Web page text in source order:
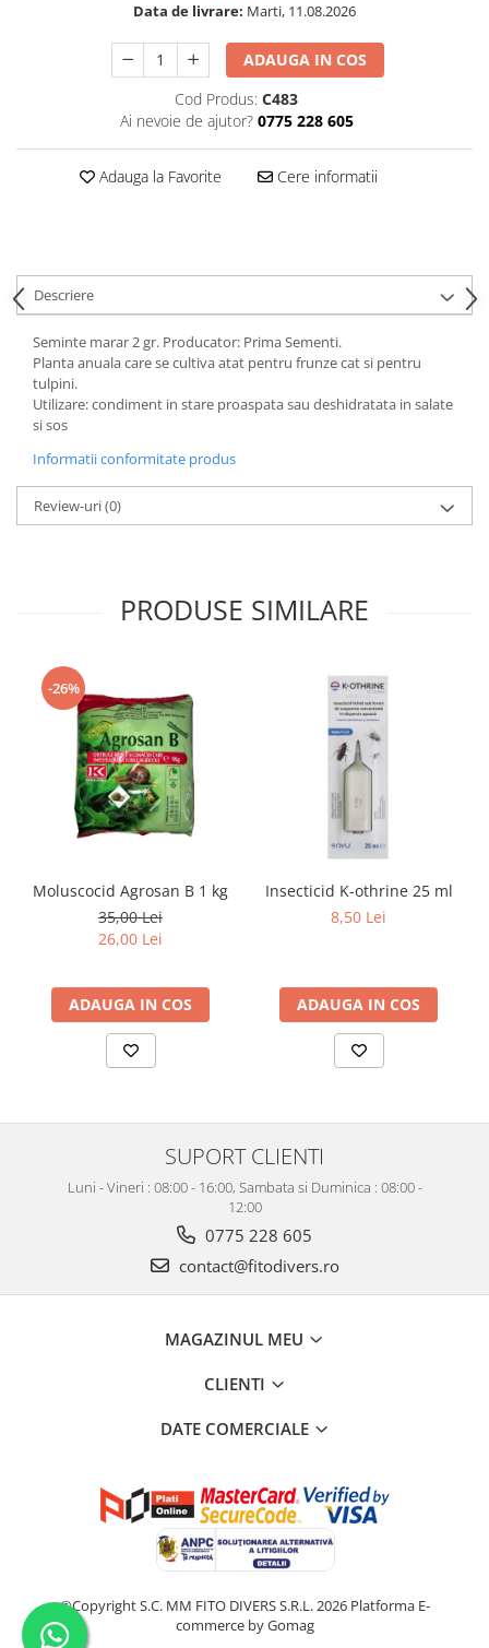
Data de livrare: Marti, 11.08.2026
ADAUGA IN COS
Cod Produs: C483
Ai nevoie de ajutor? 0775 228 605
Adauga la Favorite Cere informatii
Descriere
Seminte marar 2 gr. Producator: Prima Sementi.
Planta anuala care se cultiva atat pentru frunze cat si pentru
tulpini.
Utilizare: condiment in stare proaspata sau deshidratata in salate
si sos
Informatii conformitate produs
Review-uri(0)
PRODUSE SIMILARE
-26%
Moluscocid Agrosan B 1 kg
35,00 Lei
26,00 Lei
ADAUGA IN COS
Insecticid K-othrine 25 ml
8,50 Lei
ADAUGA IN COS
SUPORT CLIENTI
Luni - Vineri : 08:00 - 16:00, Sambata si Duminica : 08:00 -
12:00
0775 228 605
contact@fitodivers.ro
MAGAZINUL MEU
CLIENTI
DATE COMERCIALE
©Copyright S.C. MM FITO DIVERS S.R.L. 2026 Platforma E-
commerce by Gomag